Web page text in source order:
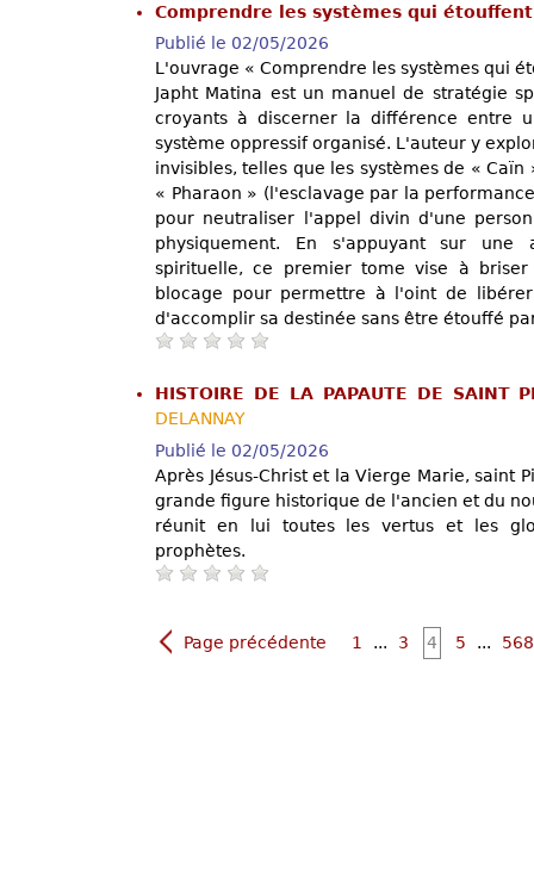
Comprendre les systèmes qui
Publié le 02/05/2026
L'ouvrage « Comprendre les systèmes qui
Japht Matina est un manuel de stratégie
croyants à discerner la différence entre
système oppressif organisé. L'auteur y
invisibles, telles que les systèmes de «
« Pharaon » (l'esclavage par la
pour neutraliser l'appel divin d'une
physiquement. En s'appuyant sur une
spirituelle, ce premier tome vise à
blocage pour permettre à l'oint de
d'accomplir sa destinée sans être étouffé
HISTOIRE DE LA PAPAUTE DE SAINT
DELANNAY
Publié le 02/05/2026
Après Jésus-Christ et la Vierge Marie, saint
grande figure historique de l'ancien et du
réunit en lui toutes les vertus et les
prophètes.
Page précédente 1 ... 3 4 5 ... 568